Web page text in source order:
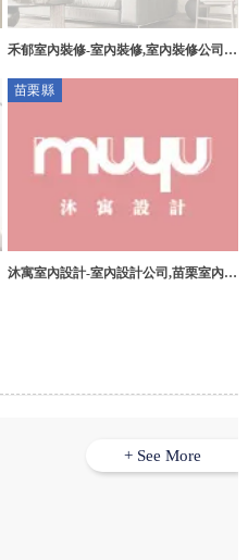
禾郁室內裝修-室內裝修,室內裝修公司,
苗栗縣
沐寓室內設計-室內設計公司,苗栗室內設
+ See More